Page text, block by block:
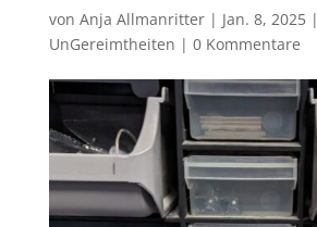
von Anja Allmanritter| Jan. 8, 2025|
UnGereimtheiten | 0 Kommentare